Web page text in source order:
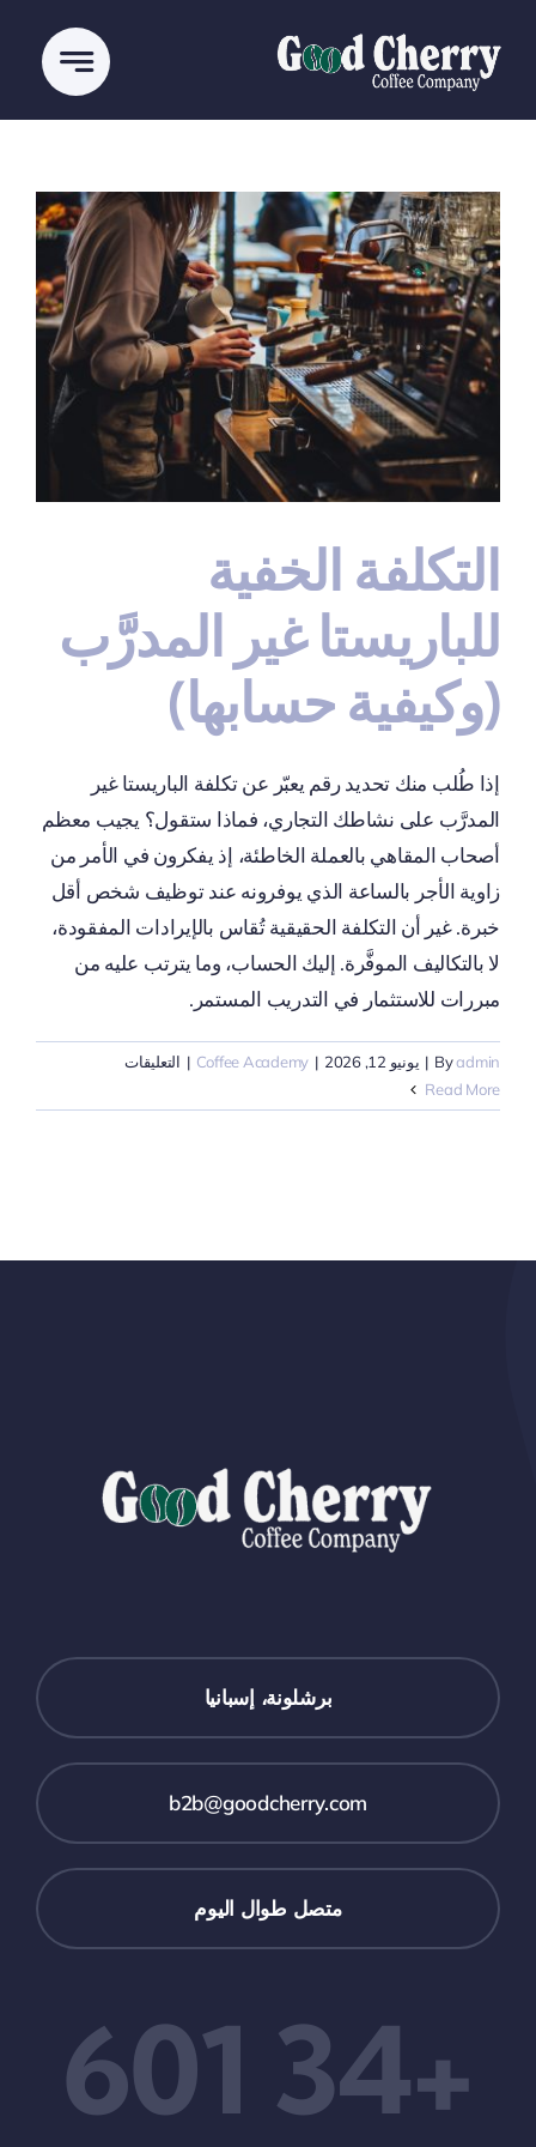
content
التكلفة الخفية
للباريستا غير المدرَّب
(وكيفية حسابها)
إذا طُلب منك تحديد رقم يعبّر عن تكلفة الباريستا غير
المدرَّب على نشاطك التجاري، فماذا ستقول؟ يجيب معظم
أصحاب المقاهي بالعملة الخاطئة، إذ يفكرون في الأمر من
زاوية الأجر بالساعة الذي يوفرونه عند توظيف شخص أقل
خبرة. غير أن التكلفة الحقيقية تُقاس بالإيرادات المفقودة،
لا بالتكاليف الموفَّرة. إليك الحساب، وما يترتب عليه من
مبررات للاستثمار في التدريب المستمر.
Byadmin
| يونيو 12, 2026 |
Coffee Academy
| التعليقاتعلى
الخفية
Read More
برشلونة، إسبانيا
b2b@goodcherry.com
متصل طوال اليوم
+34 601